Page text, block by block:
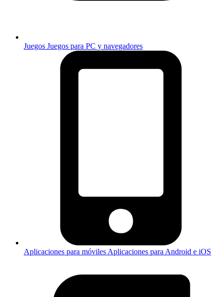
Juegos Juegos para PC y navegadores
Aplicaciones para móviles Aplicaciones para Android e iOS